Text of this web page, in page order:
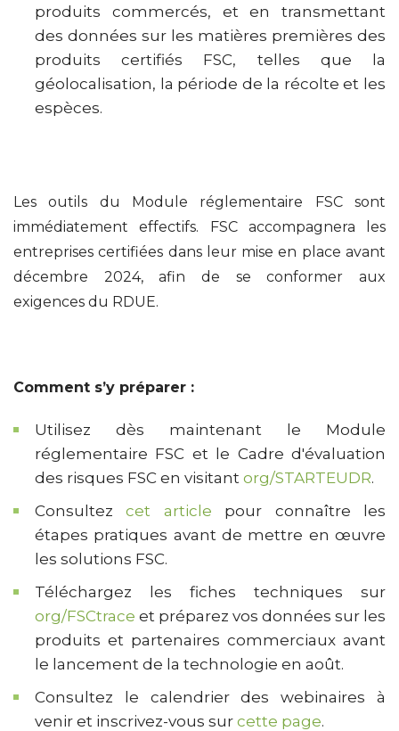
produits commercés, et en transmettant
des données sur les matières premières des
produits certifiés FSC, telles que la
géolocalisation, la période de la récolte et les
espèces.
Les outils du Module réglementaire FSC sont
immédiatement effectifs. FSC accompagnera les
entreprises certifiées dans leur mise en place avant
décembre 2024, afin de se conformer aux
exigences du RDUE.
Comment s’y préparer :
Utilisez dès maintenant le Module
réglementaire FSC et le Cadre d'évaluation
des risques FSC en visitant org/STARTEUDR.
Consultezcet article pour connaître les
étapes pratiques avant de mettre en œuvre
les solutions FSC.
Téléchargez les fiches techniques sur
org/FSCtrace et préparez vos données sur les
produits et partenaires commerciaux avant
le lancement de la technologie en août.
Consultez le calendrier des webinaires à
venir et inscrivez-vous sur cette page.